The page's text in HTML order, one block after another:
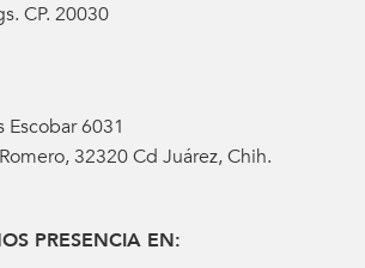
CP. 20030
6031
32320 Cd Juárez, Chih.
PRESENCIA EN: